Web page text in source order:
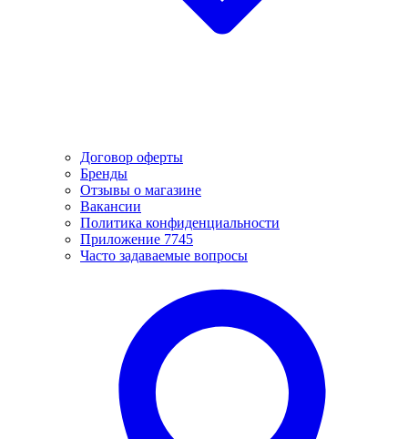
Договор оферты
Бренды
Отзывы о магазине
Вакансии
Политика конфиденциальности
Приложение 7745
Часто задаваемые вопросы